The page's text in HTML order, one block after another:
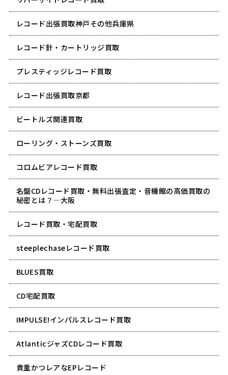
レコード出張買取神戸その他兵庫県
レコード針・カートリッジ買取
プレスティッジレコード買取
レコード出張買取京都
ビートルズ関連買取
ローリング・ストーンズ買取
コロムビアレコード買取
名盤CDレコード買取・無料出張査定・音機館の高価買取の
秘密とは？―大阪
レコード買取・宅配買取
steeplechaseレコード買取
BLUES買取
CD宅配買取
IMPULSE!インパルスレコード買取
AtlanticジャズCDレコード買取
貴重かつレアなEPレコード